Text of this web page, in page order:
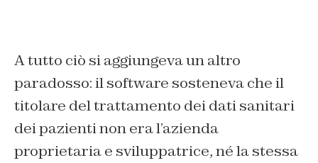
A tutto ciò si aggiungeva un altro
paradosso: il software sosteneva che il
titolare del trattamento dei dati sanitari
dei pazienti non era l’azienda
proprietaria e sviluppatrice, né la stessa